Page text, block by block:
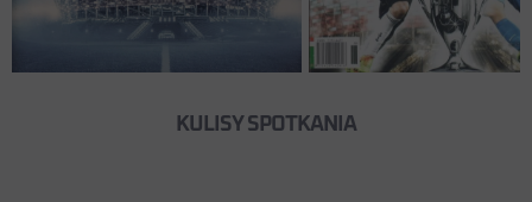
KULISY SPOTKANIA